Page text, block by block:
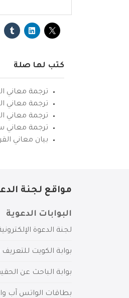
كتب لها صلة
ترجمة معاني
ترجمة معاني
ترجمة معاني
ترجمة معاني
بيان معاني
مواقع لجنة
البوابات الدعوية
لجنة الدعوة
بوابة الكويت للتعريف
بوابة الباحث عن
بطاقات الواتس آب